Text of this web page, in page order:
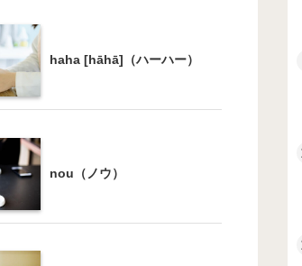
haha [hāhā]（ハーハー）
nou（ノウ）